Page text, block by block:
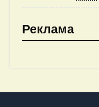
Реклама